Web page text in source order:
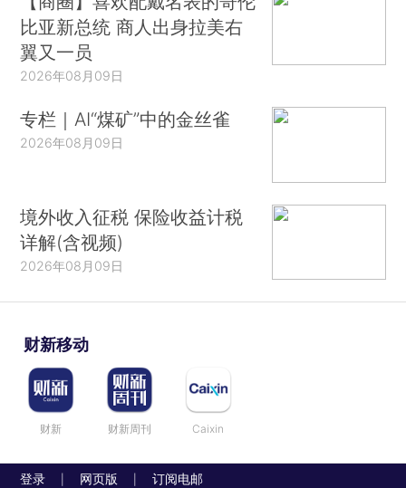
比亚新总统 商人出身拉美右
翼又一员
2026年08月09日
专栏｜AI“煤矿”中的金丝雀
2026年08月09日
境外收入征税 保险收益计税
详解(含视频)
2026年08月09日
财新移动
财新 财新周刊 Caixin
登录 网页版 订阅电邮